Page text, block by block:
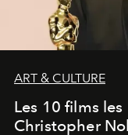
ART & CULTURE
Les 10 films
Christopher